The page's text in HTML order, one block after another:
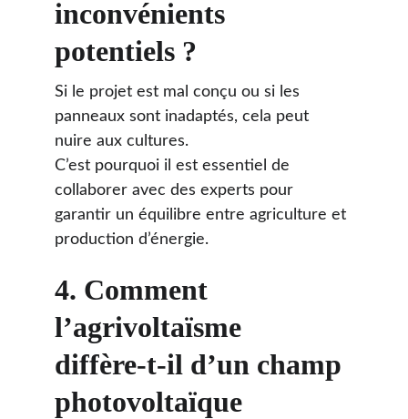
4. Comment
l’agrivoltaïsme
diffère-t-il d’un champ
photovoltaïque
inconvénients
potentiels ?
Si le projet est mal conçu ou si les
panneaux sont inadaptés, cela peut
nuire aux cultures.
C’est pourquoi il est essentiel de
collaborer avec des experts pour
garantir un équilibre entre agriculture et
production d’énergie.